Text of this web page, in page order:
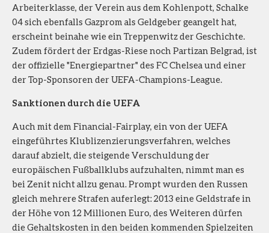
Arbeiterklasse, der Verein aus dem Kohlenpott, Schalke
04 sich ebenfalls Gazprom als Geldgeber geangelt hat,
erscheint beinahe wie ein Treppenwitz der Geschichte.
Zudem fördert der Erdgas-Riese noch Partizan Belgrad, ist
der offizielle "Energiepartner" des FC Chelsea und einer
der Top-Sponsoren der UEFA-Champions-League.
Sanktionen durch die UEFA
Auch mit dem Financial-Fairplay, ein von der UEFA
eingeführtes Klublizenzierungsverfahren, welches
darauf abzielt, die steigende Verschuldung der
europäischen Fußballklubs aufzuhalten, nimmt man es
bei Zenit nicht allzu genau. Prompt wurden den Russen
gleich mehrere Strafen auferlegt: 2013 eine Geldstrafe in
der Höhe von 12 Millionen Euro, des Weiteren dürfen
die Gehaltskosten in den beiden kommenden Spielzeiten